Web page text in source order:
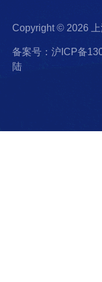
Copyright © 2026
备案号：沪ICP备
陆